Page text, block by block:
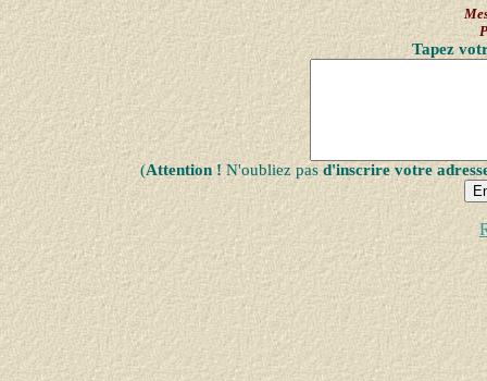
Tapez
(Attention !N'oubliez pas d'inscrire votre